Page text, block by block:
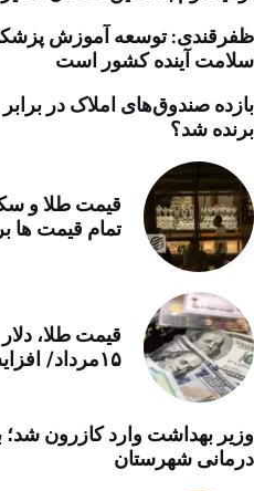
ظفرقندی: توسعه آموزش
سلامت آینده کشور است
بازده صندوق‌های املاک در
برنده شد؟
تمام قیمت ها
قیمت طلا،
۱۵مرداد/ افزایش قیمت ها + جدول
وزیر بهداشت وارد کازرون
درمانی شهرستان